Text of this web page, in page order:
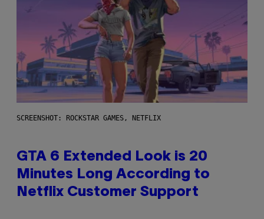
SCREENSHOT: ROCKSTAR GAMES, NETFLIX
GTA 6 Extended Look is 20
Minutes Long According to
Netflix Customer Support